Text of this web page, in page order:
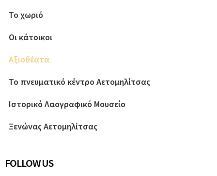
Το χωριό
Οι κάτοικοι
Αξιοθέατα
Το πνευματικό κέντρο Αετομηλίτσας
Ιστορικό Λαογραφικό Μουσείο
Ξενώνας Αετομηλίτσας
FOLLOW US